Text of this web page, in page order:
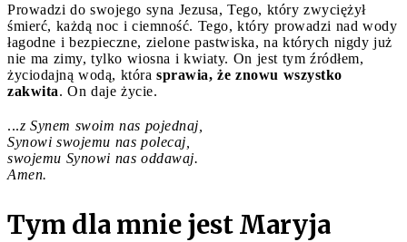
Prowadzi do swojego syna Jezusa, Tego, który zwyciężył
śmierć, każdą noc i ciemność. Tego, który prowadzi nad wody
łagodne i bezpieczne, zielone pastwiska, na których nigdy już
nie ma zimy, tylko wiosna i kwiaty. On jest tym źródłem,
życiodajną wodą, która sprawia, że znowu wszystko
zakwita. On daje życie.
...z Synem swoim nas pojednaj,
Synowi swojemu nas polecaj,
swojemu Synowi nas oddawaj.
Amen.
Tym dla mnie jest Maryja